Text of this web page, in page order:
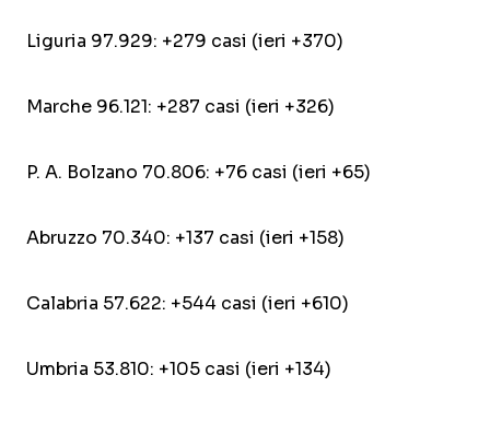
Liguria 97.929: +279 casi (ieri +370)
Marche 96.121: +287 casi (ieri +326)
P. A. Bolzano 70.806: +76 casi (ieri +65)
Abruzzo 70.340: +137 casi (ieri +158)
Calabria 57.622: +544 casi (ieri +610)
Umbria 53.810: +105 casi (ieri +134)